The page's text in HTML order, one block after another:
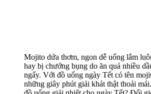
Mojito dứa thơm, ngon dễ uống lắm
hay bị chướng bụng do ăn quá nhiều
ngấy. Với đồ uống ngày Tết có tên
những giây phút giải khát thật thoải